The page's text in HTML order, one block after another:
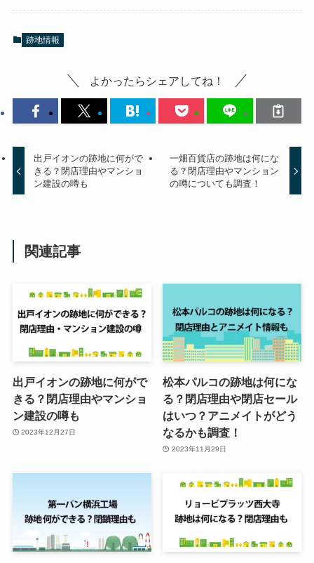
跡地情報
よかったらシェアしてね！
出戸イオンの跡地に何がで
きる？閉店理由やマンショ
ン建設の噂も
一畑百貨店の跡地は何にな
る？閉店理由やマンション
の噂についても調査！
関連記事
出戸イオンの跡地に何がで
きる？閉店理由やマンショ
ン建設の噂も
2023年12月27日
松本パルコの跡地は何にな
る？閉店理由や閉店セール
はいつ？アニメイトがどう
なるかも調査！
2023年11月29日